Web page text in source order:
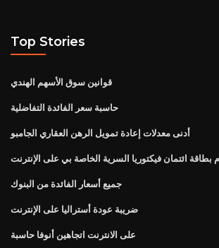
Top Stories
قوانين سوق الأسهم الهندي
حاسبة سعر الفائدة التفاضلية
أدنى معدلات إعادة تمويل الرهن العقاري الجامبو
ائتمان فيكتوريا السرية الخاصة بي على الإنترنت
جميع أسعار الفائدة من البنوك
ضريبة عودة أستراليا على الإنترنت
على الانترنت اتجاهين أنوفا حاسبة